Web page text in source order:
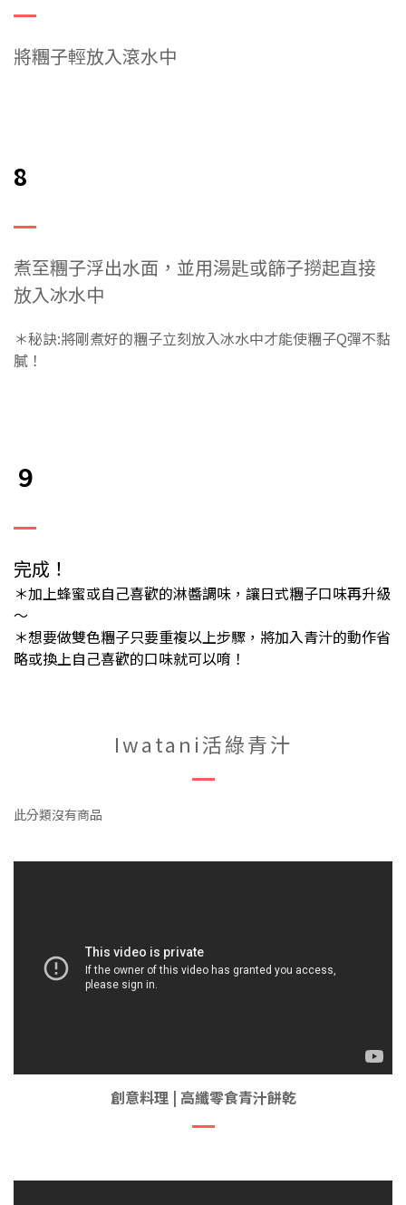
將糰子輕放入滾水中
8
煮至糰子浮出水面，並用湯匙或篩子撈起直接
放入冰水中
＊秘訣:將剛煮好的糰子立刻放入冰水中才能使糰子Q彈不黏
膩！
９
完成！
＊加上蜂蜜或自己喜歡的淋醬調味，讓日式糰子口味再升級
～
＊想要做雙色糰子只要重複以上步驟，將加入青汁的動作省
略或換上自己喜歡的口味就可以唷！
Iwatani活綠青汁
此分類沒有商品
創意料理 | 高纖零食青汁餅乾